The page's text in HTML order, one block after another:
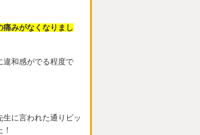
痛みがなくなりまし
違和感がでる程度で
に言われた通りビッ